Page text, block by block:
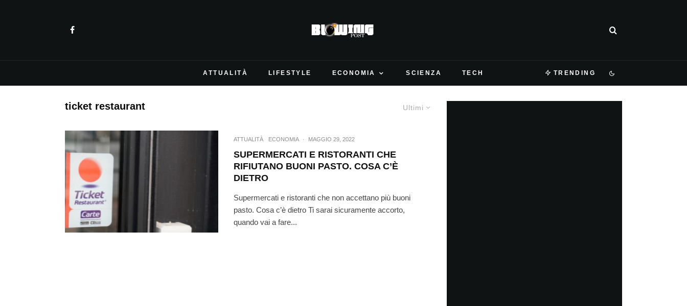
ATTUALITÀ LIFESTYLE ECONOMIA SCIENZA TECH TRENDING
Ultimi
ticket restaurant
ATTUALITÀ ECONOMIA · MAGGIO 29, 2022
SUPERMERCATI E RISTORANTI CHE
RIFIUTANO BUONI PASTO. COSA C’È
DIETRO
Supermercati e ristoranti che non accettano più buoni
pasto. Cosa c’è dietro Ti sarai sicuramente accorto,
quando vai a fare...